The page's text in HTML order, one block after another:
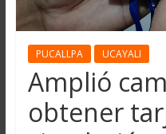
PUCALLPA UCAYALI
Amplió
obtener